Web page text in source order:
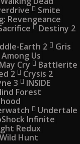
Smite
Revengeance
Destiny 2
Earth 2
Gris
Us
Cry
Battlerite
2
Crysis 2
3
INSIDE
Forest
Undertale
Infinite
Redux
Hunt